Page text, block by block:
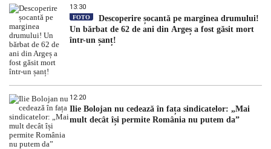
13:30
FOTO
Descoperire șocantă pe marginea drumului!
Un bărbat de 62 de ani din Argeș a fost găsit mort
într-un șanț!
12:20
Ilie Bolojan nu cedează în fața sindicatelor: „Mai
mult decât își permite România nu putem da”